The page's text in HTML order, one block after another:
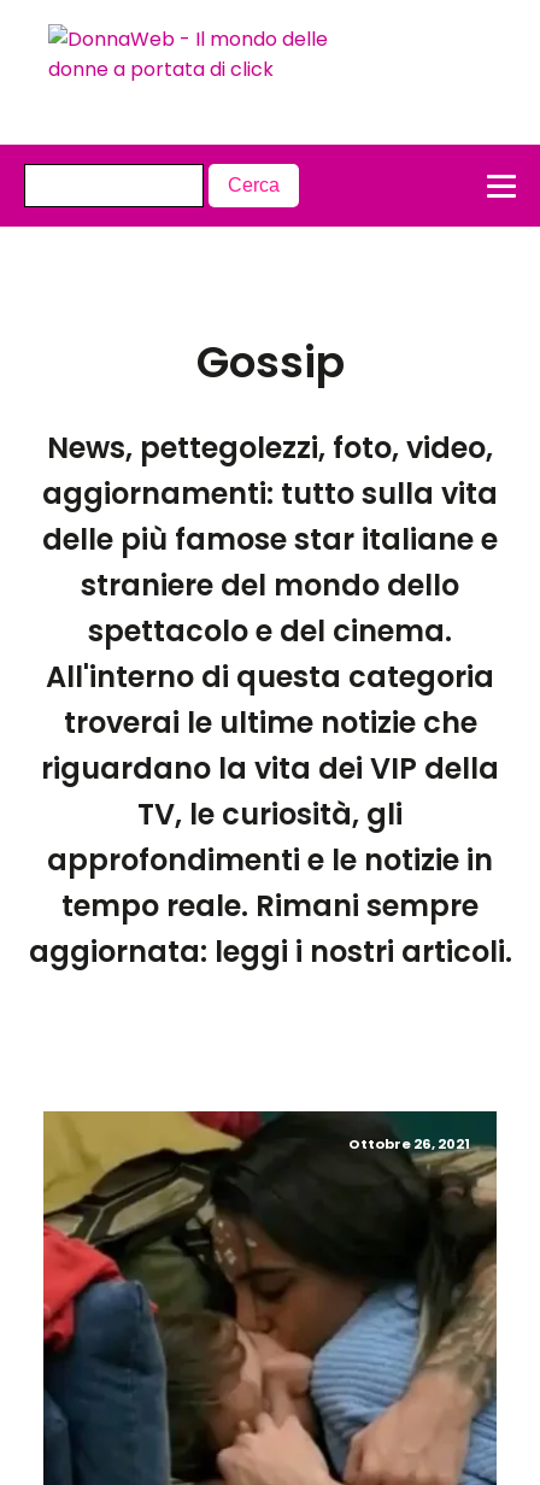
Gossip
News, pettegolezzi, foto, video,
aggiornamenti: tutto sulla vita
delle più famose star italiane e
straniere del mondo dello
spettacolo e del cinema.
All'interno di questa categoria
troverai le ultime notizie che
riguardano la vita dei VIP della
TV, le curiosità, gli
approfondimenti e le notizie in
tempo reale. Rimani sempre
aggiornata: leggi i nostri articoli.
Ottobre 26, 2021